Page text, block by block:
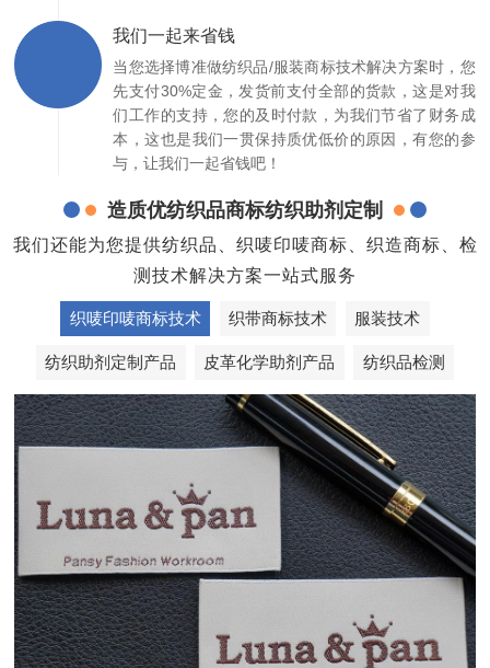
我们一起来省钱
当您选择博准做纺织品/服装商标技术解决方案时，您
先支付30%定金，发货前支付全部的货款，这是对我
们工作的支持，您的及时付款，为我们节省了财务成
本，这也是我们一贯保持质优低价的原因，有您的参
与，让我们一起省钱吧！
造质优纺织品商标纺织助剂定制
我们还能为您提供纺织品、织唛印唛商标、织造商标、检
测技术解决方案一站式服务
织唛印唛商标技术 织带商标技术 服装技术
纺织助剂定制产品 皮革化学助剂产品 纺织品检测